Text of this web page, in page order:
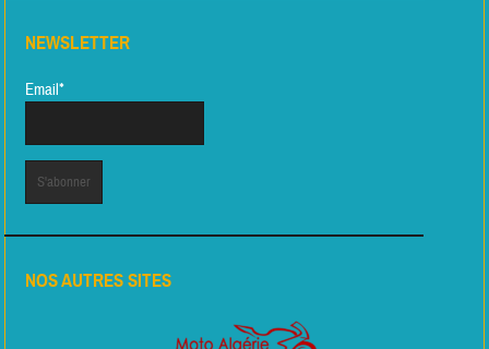
NEWSLETTER
Email*
NOS AUTRES SITES